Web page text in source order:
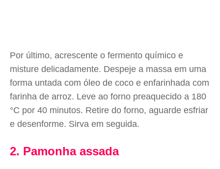
Por último, acrescente o fermento químico e
misture delicadamente. Despeje a massa em uma
forma untada com óleo de coco e enfarinhada com
farinha de arroz. Leve ao forno preaquecido a 180
°C por 40 minutos. Retire do forno, aguarde esfriar
e desenforme. Sirva em seguida.
2. Pamonha assada